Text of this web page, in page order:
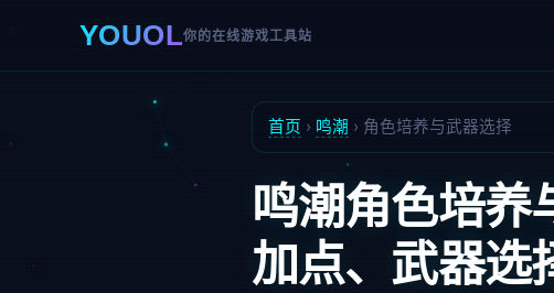
YOUOL你的在线游戏工具站
首页 › 鸣潮 › 角色培养与武器选择
鸣潮角色培养
加点、武器选